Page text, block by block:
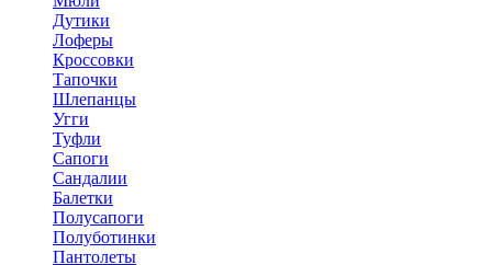
Дутики
Лоферы
Кроссовки
Тапочки
Шлепанцы
Угги
Туфли
Сапоги
Сандалии
Балетки
Полусапоги
Полуботинки
Пантолеты